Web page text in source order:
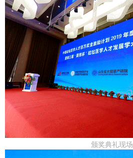
颁奖典礼现场